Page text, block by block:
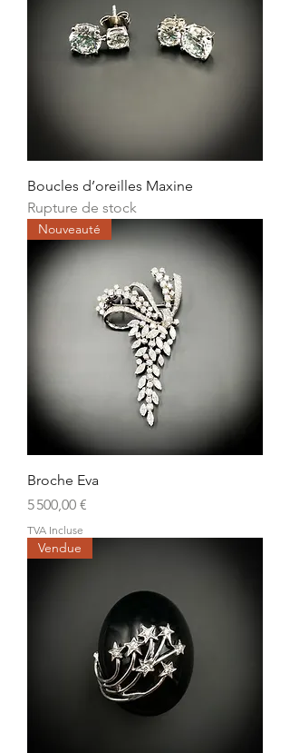
Boucles d’oreilles Maxine
Rupture de stock
Nouveauté
Broche Eva
Prix
5 500,00 €
TVA Incluse
Vendue